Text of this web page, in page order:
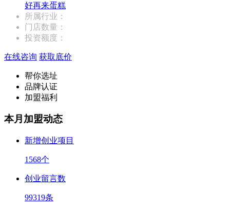
好再来蛋糕
所属行业：
门店数量：
投资额度：
在线咨询 获取底价
帮你选址
品牌认证
加盟福利
本月加盟动态
新增创业项目
1568个
创业留言数
99319条